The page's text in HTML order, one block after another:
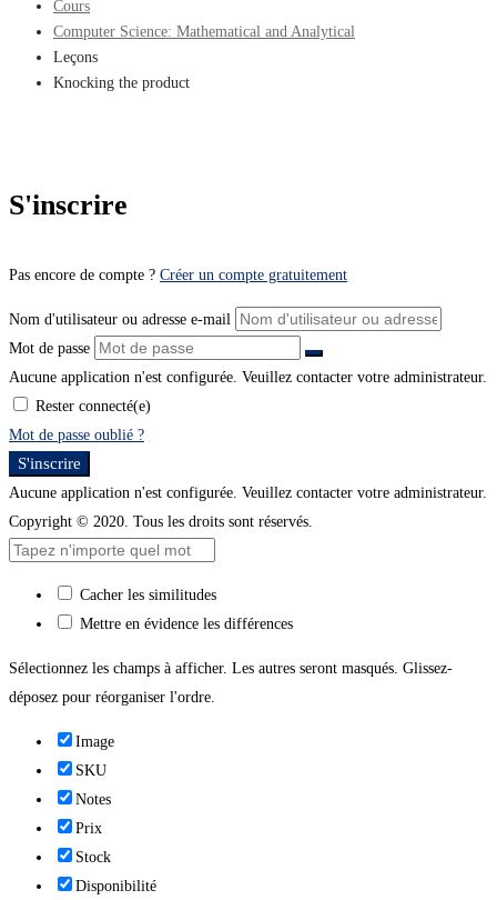
Cours
Computer Science: Mathematical and Analytical
Leçons
Knocking the product
S'inscrire
Pas encore de compte ? Créer un compte gratuitement
Nom d'utilisateur ou adresse e-mail
Mot de passe
Aucune application n'est configurée. Veuillez contacter votre administrateur.
Rester connecté(e)
Mot de passe oublié ?
S'inscrire
Aucune application n'est configurée. Veuillez contacter votre administrateur.
Copyright © 2020. Tous les droits sont réservés.
Cacher les similitudes
Mettre en évidence les différences
Sélectionnez les champs à afficher. Les autres seront masqués. Glissez-
déposez pour réorganiser l'ordre.
Image
SKU
Notes
Prix
Stock
Disponibilité